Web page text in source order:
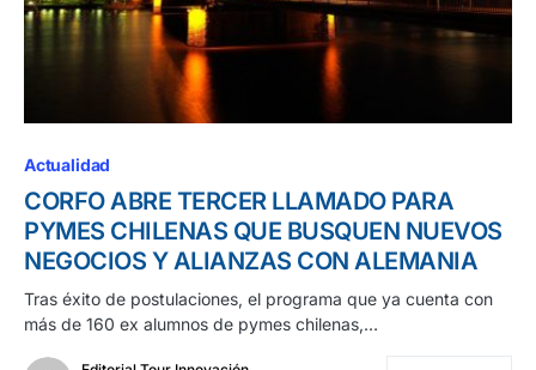
Actualidad
CORFO ABRE TERCER LLAMADO PARA
PYMES CHILENAS QUE BUSQUEN NUEVOS
NEGOCIOS Y ALIANZAS CON ALEMANIA
Tras éxito de postulaciones, el programa que ya cuenta con
más de 160 ex alumnos de pymes chilenas,…